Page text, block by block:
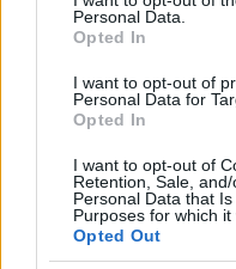
Personal Data.
Opted In
I want to opt-out of
Personal Data for
Opted In
I want to opt-out of
Retention, Sale,
Personal Data that
Purposes for which it
Opted Out
Peak Practice
SOPHIE WARD:
Mombi II. Mombi III:
sovrana di Oz. Suo
dell’arrivo del Mago.